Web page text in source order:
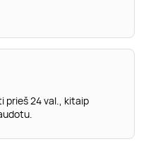
prieš 24 val., kitaip